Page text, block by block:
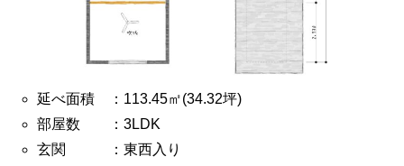
延べ面積 ：113.45㎡(34.32坪)
部屋数 ：3LDK
玄関 ：東西入り